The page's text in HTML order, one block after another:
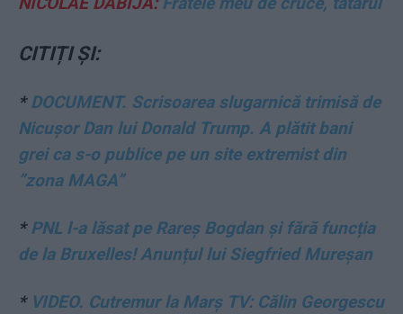
CITIȚI ȘI:
*DOCUMENT. Scrisoarea slugarnică trimisă de
Nicușor Dan lui Donald Trump. A plătit bani
grei ca s-o publice pe un site extremist din
”zona MAGA”
*PNL l-a lăsat pe Rareș Bogdan și fără funcția
de la Bruxelles! Anunțul lui Siegfried Mureșan
* VIDEO. Cutremur la Marș TV: Călin Georgescu